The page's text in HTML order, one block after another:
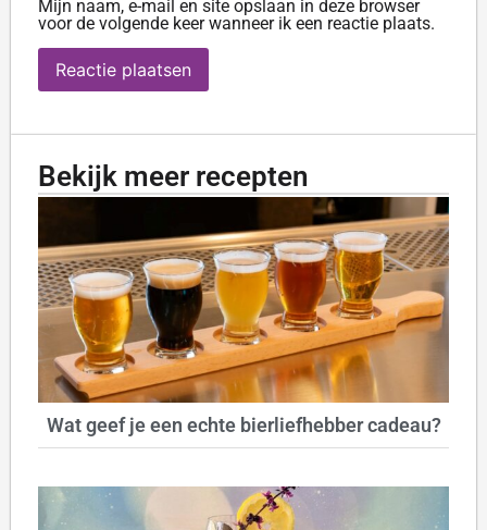
Mijn naam, e-mail en site opslaan in deze browser
voor de volgende keer wanneer ik een reactie plaats.
Bekijk meer recepten
Wat geef je een echte bierliefhebber cadeau?